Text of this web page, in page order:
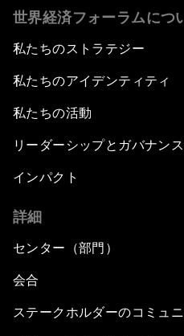
世界経済フォーラムにつ
私たちのストラテジー
私たちのアイデンティティ
私たちの活動
リーダーシップとガバナンス
インパクト
詳細
センター（部門）
会合
ステークホルダーのコミュ